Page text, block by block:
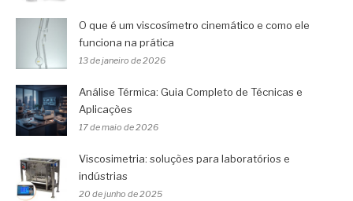
O que é um viscosímetro cinemático e como ele
funciona na prática
13 de janeiro de 2026
Análise Térmica: Guia Completo de Técnicas e
Aplicações
17 de maio de 2026
Viscosimetria: soluções para laboratórios e
indústrias
20 de junho de 2025